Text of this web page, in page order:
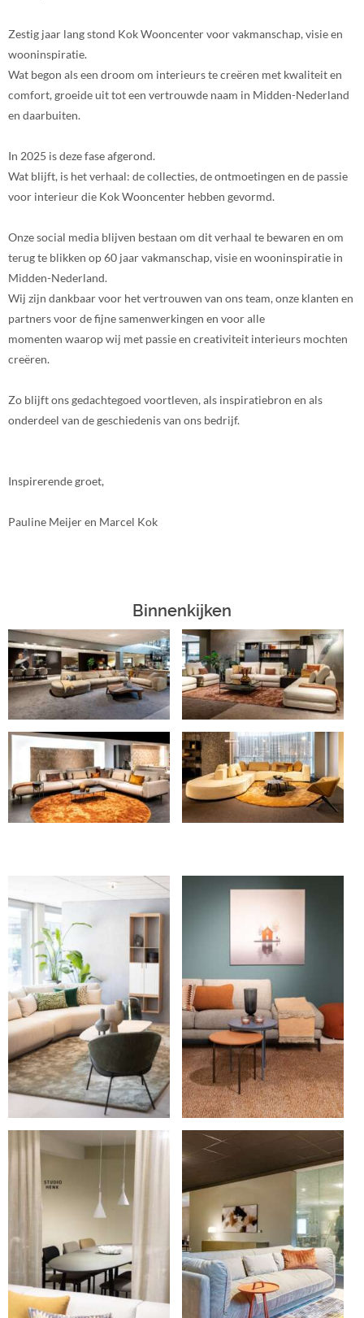
Zestig jaar lang stond Kok Wooncenter voor vakmanschap, visie en
wooninspiratie.
Wat begon als een droom om interieurs te creëren met kwaliteit en
comfort, groeide uit tot een vertrouwde naam in Midden-Nederland
en daarbuiten.
In 2025 is deze fase afgerond.
Wat blijft, is het verhaal: de collecties, de ontmoetingen en de passie
voor interieur die Kok Wooncenter hebben gevormd.
Onze social media blijven bestaan om dit verhaal te bewaren en om
terug te blikken op 60 jaar vakmanschap, visie en wooninspiratie in
Midden-Nederland.
Wij zijn dankbaar voor het vertrouwen van ons team, onze klanten en
partners voor de fijne samenwerkingen en voor alle
momenten waarop wij met passie en creativiteit interieurs mochten
creëren.
Zo blijft ons gedachtegoed voortleven, als inspiratiebron en als
onderdeel van de geschiedenis van ons bedrijf.
Inspirerende groet,
Pauline Meijer en Marcel Kok
Binnenkijken